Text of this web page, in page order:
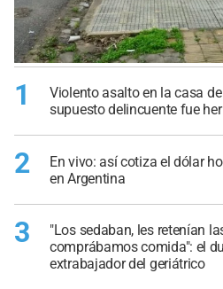
1
Violento asalto en la casa
supuesto delincuente fue
2
En vivo: así cotiza el dólar
en Argentina
3
"Los sedaban, les retenían
comprábamos comida": el
extrabajador del geriátrico